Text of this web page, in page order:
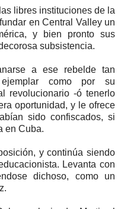
libres instituciones de la
en Central Valley un
y bien pronto sus
subsistencia.
a ese rebelde tan
como por su
revolucionario -ó tenerlo
oportunidad, y le ofrece
sido confiscados, si
en Cuba.
y continúa siendo
Levanta con
dichoso, como un